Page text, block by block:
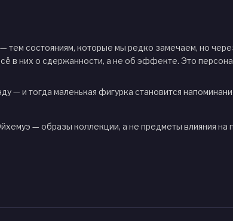
тем состояниям, которые мы редко замечаем, но
в них о сдержанности, а не об эффекте. Это
и тогда маленькая фигурка становится
— образы коллекции, а не предметы влияния на